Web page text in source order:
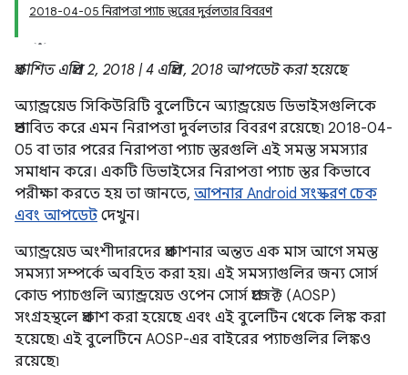
2018-04-05 নিরাপত্তা প্যাচ স্তরের দুর্বলতার বিবরণ
প্রকাশিত এপ্রিল 2, 2018 | 4 এপ্রিল, 2018 আপডেট করা হয়েছে
অ্যান্ড্রয়েড সিকিউরিটি বুলেটিনে অ্যান্ড্রয়েড ডিভাইসগুলিকে
প্রভাবিত করে এমন নিরাপত্তা দুর্বলতার বিবরণ রয়েছে৷ 2018-04-
05 বা তার পরের নিরাপত্তা প্যাচ স্তরগুলি এই সমস্ত সমস্যার
সমাধান করে। একটি ডিভাইসের নিরাপত্তা প্যাচ স্তর কিভাবে
পরীক্ষা করতে হয় তা জানতে, আপনার Android সংস্করণ চেক
এবং আপডেট দেখুন।
অ্যান্ড্রয়েড অংশীদারদের প্রকাশনার অন্তত এক মাস আগে সমস্ত
সমস্যা সম্পর্কে অবহিত করা হয়। এই সমস্যাগুলির জন্য সোর্স
কোড প্যাচগুলি অ্যান্ড্রয়েড ওপেন সোর্স প্রজেক্ট (AOSP)
সংগ্রহস্থলে প্রকাশ করা হয়েছে এবং এই বুলেটিন থেকে লিঙ্ক করা
হয়েছে৷ এই বুলেটিনে AOSP-এর বাইরের প্যাচগুলির লিঙ্কও
রয়েছে৷